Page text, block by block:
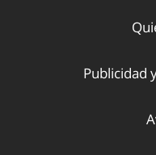
Publicidad